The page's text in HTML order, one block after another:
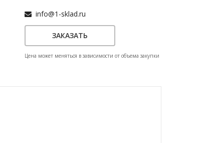
info@1-sklad.ru
ЗАКАЗАТЬ
Цена может меняться в зависимости от объема закупки